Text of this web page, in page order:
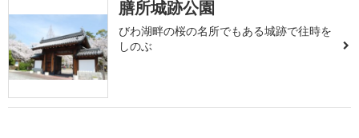
膳所城跡公園
びわ湖畔の桜の名所でもある城跡で往時を
しのぶ